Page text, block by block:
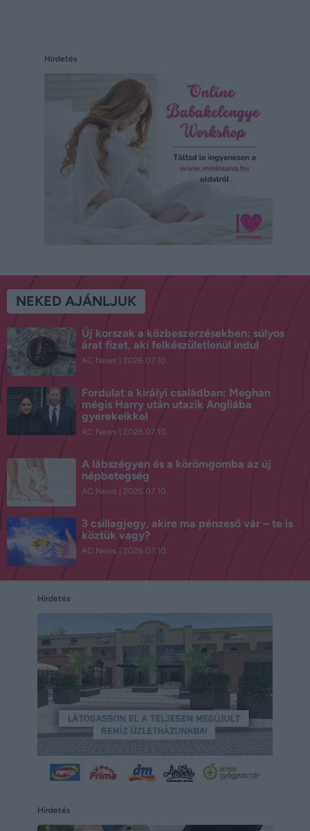
Hirdetés
NEKED AJÁNLJUK
Új korszak a közbeszerzésekben: súlyos
árat fizet, aki felkészületlenül indul
AC News 2026.07.10.
Fordulat a királyi családban: Meghan
mégis Harry után utazik Angliába
gyerekeikkel
AC News 2026.07.10.
A lábszégyen és a körömgomba az új
népbetegség
AC News 2026.07.10.
3 csillagjegy, akire ma pénzeső vár – te is
köztük vagy?
AC News 2026.07.10.
Hirdetés
Hirdetés